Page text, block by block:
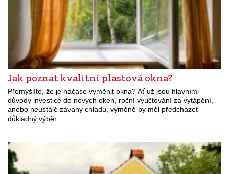
Jak poznat kvalitní plastová okna?
Přemýšlíte, že je načase vyměnit okna? Ať už jsou hlavními
důvody investice do nových oken, roční vyúčtování za vytápění,
anebo neustálé závany chladu, výměně by měl předcházet
důkladný výběr.